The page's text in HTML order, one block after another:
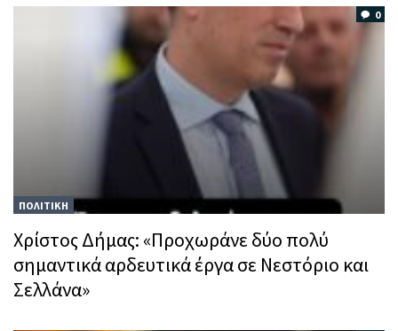
0
ΠΟΛΙΤΙΚΗ
Χρίστος Δήμας: «Προχωράνε δύο πολύ
σημαντικά αρδευτικά έργα σε Νεστόριο και
Σελλάνα»